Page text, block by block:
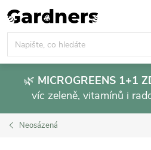
Přejít
na
obsah
🌿 MICROGREENS 1+1
víc zeleně, vitamínů i
Neosázená